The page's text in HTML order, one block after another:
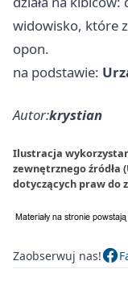
widowisko, które
opon.
na podstawie:
Autor:krystian
Ilustracja
zewnętrznego źródła
dotyczących praw do
Zaobserwuj nas!